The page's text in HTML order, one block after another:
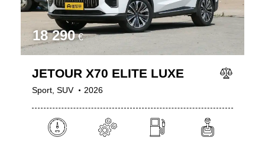
18 290 €
JETOUR X70 ELITE LUXE
Sport,SUV 2026